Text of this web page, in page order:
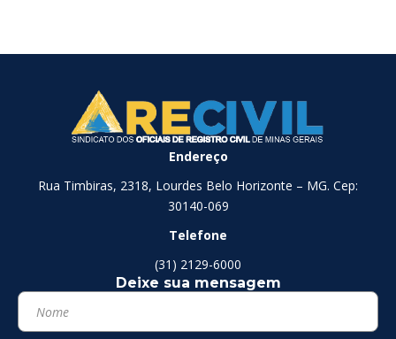
Endereço
Rua Timbiras, 2318, Lourdes Belo Horizonte – MG. Cep:
30140-069
Telefone
(31) 2129-6000
Deixe sua mensagem